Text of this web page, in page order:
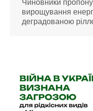
Чиновники
вирощування
деградованою